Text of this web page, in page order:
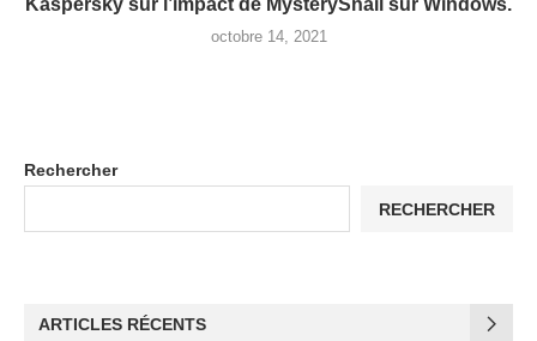
Kaspersky sur l’impact de MysterySnail sur Windows.
octobre 14, 2021
Rechercher
RECHERCHER
ARTICLES RÉCENTS